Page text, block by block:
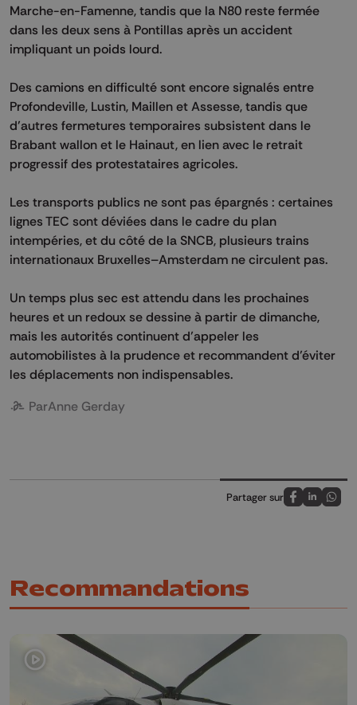
Marche-en-Famenne, tandis que la N80 reste fermée
dans les deux sens à Pontillas après un accident
impliquant un poids lourd.
Des camions en difficulté sont encore signalés entre
Profondeville, Lustin, Maillen et Assesse, tandis que
d’autres fermetures temporaires subsistent dans le
Brabant wallon et le Hainaut, en lien avec le retrait
progressif des protestataires agricoles.
Les transports publics ne sont pas épargnés : certaines
lignes TEC sont déviées dans le cadre du plan
intempéries, et du côté de la SNCB, plusieurs trains
internationaux Bruxelles–Amsterdam ne circulent pas.
Un temps plus sec est attendu dans les prochaines
heures et un redoux se dessine à partir de dimanche,
mais les autorités continuent d’appeler les
automobilistes à la prudence et recommandent d’éviter
les déplacements non indispensables.
ParAnne Gerday
Partager sur
Partagez sur
Partagez
Recommandations